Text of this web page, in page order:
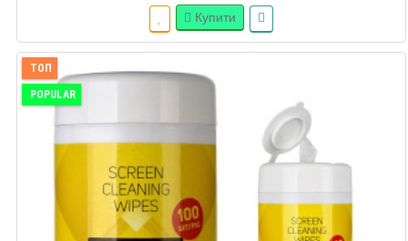
Купити
ТОП
POPULAR